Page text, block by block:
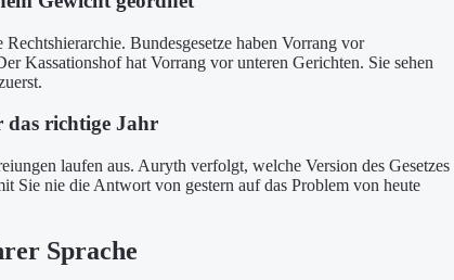
Bundesgesetze haben Vorrang vor
Kassationshof hat Vorrang vor unteren Gerichten. Sie sehen
das richtige Jahr
laufen aus. Auryth verfolgt, welche Version des Gesetzes
Sie nie die Antwort von gestern auf das Problem von heute
Sprache